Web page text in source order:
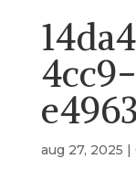
aug 27, 2025 |